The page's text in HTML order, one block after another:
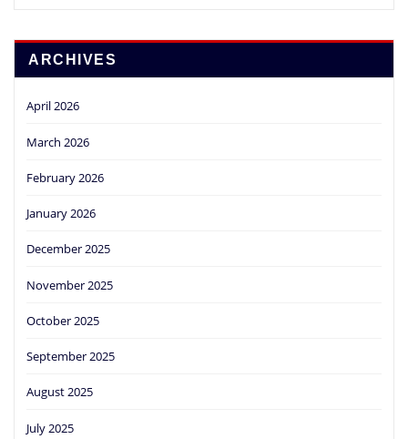
ARCHIVES
April 2026
March 2026
February 2026
January 2026
December 2025
November 2025
October 2025
September 2025
August 2025
July 2025